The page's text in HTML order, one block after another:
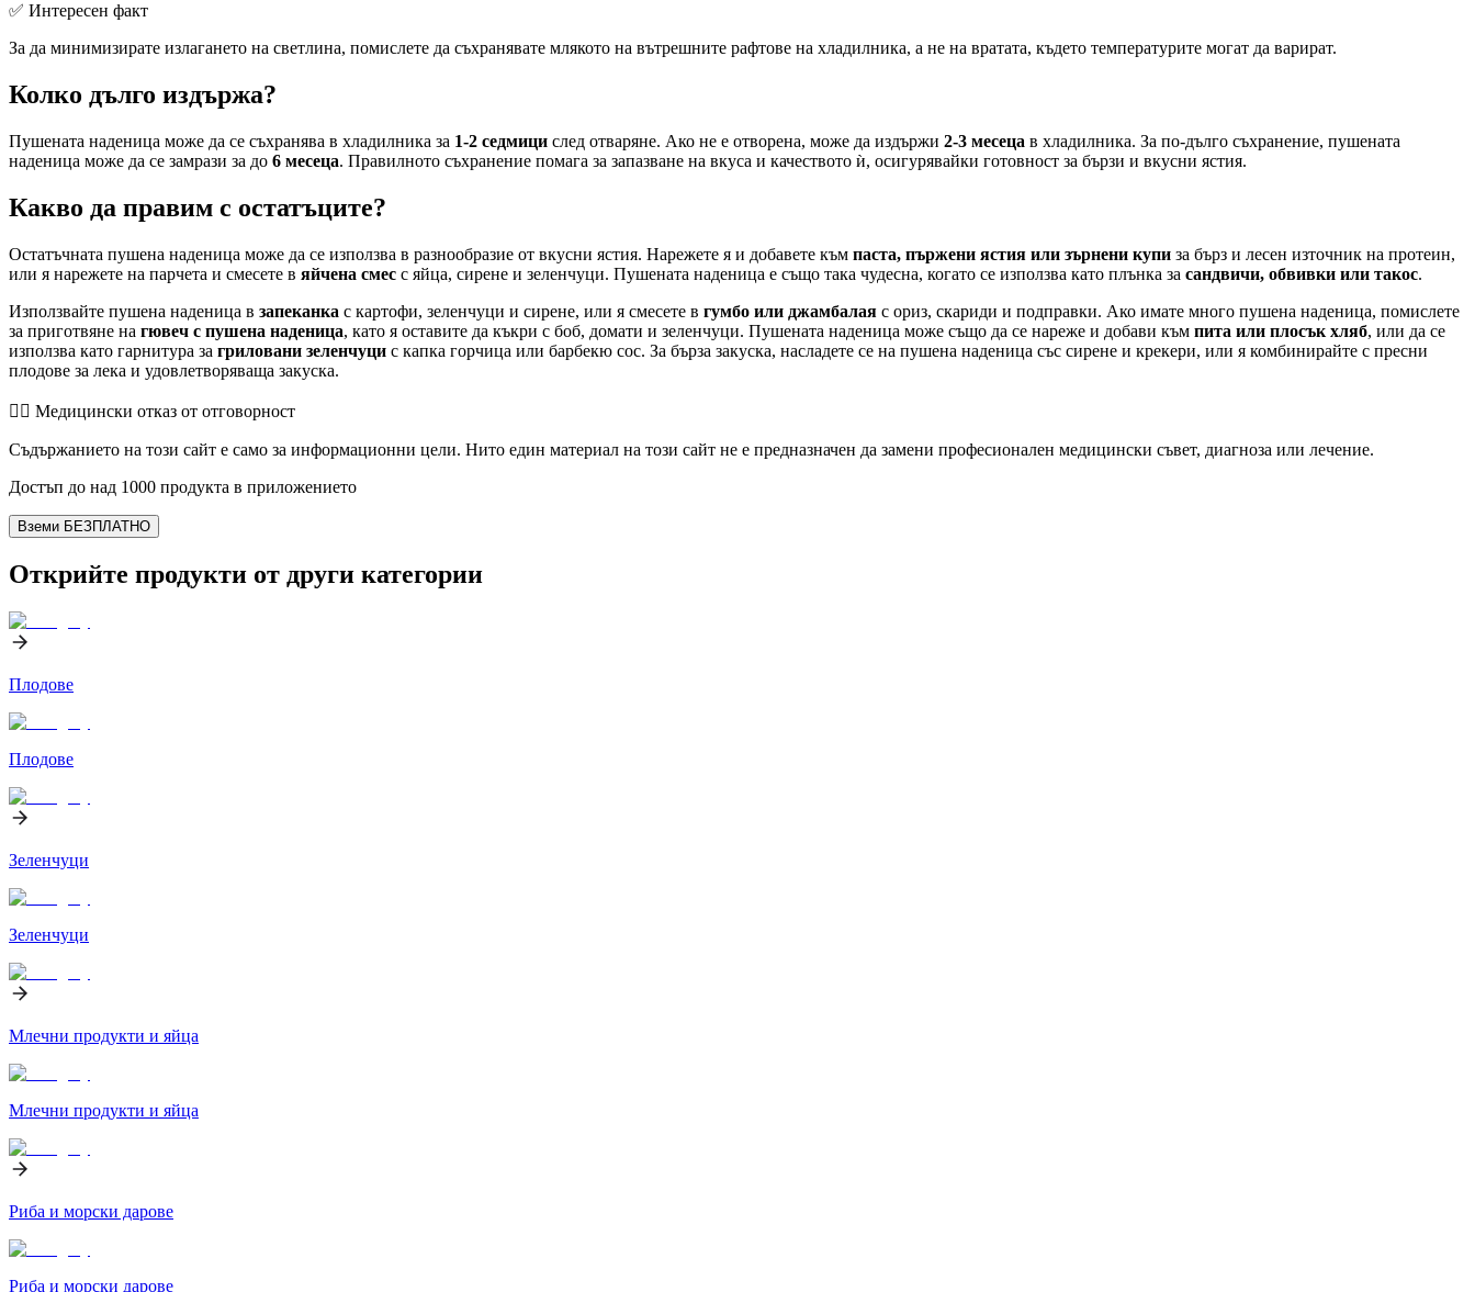
✅ Интересен факт
За да минимизирате излагането на светлина, помислете да съхранявате млякото на вътрешните рафтове на хладилника, а не на вратата, където температурите могат да варират.
Колко дълго издържа?
Пушената наденица може да се съхранява в хладилника за 1-2 седмици след отваряне. Ако не е отворена, може да издържи 2-3 месеца в хладилника. За по-дълго съхранение, пушената
наденица може да се замрази за до 6 месеца. Правилното съхранение помага за запазване на вкуса и качеството ѝ, осигурявайки готовност за бързи и вкусни ястия.
Какво да правим с остатъците?
Остатъчната пушена наденица може да се използва в разнообразие от вкусни ястия. Нарежете я и добавете към паста, пържени ястия или зърнени купи за бърз и лесен източник на протеин,
или я нарежете на парчета и смесете в яйчена смес с яйца, сирене и зеленчуци. Пушената наденица е също така чудесна, когато се използва като плънка за сандвичи, обвивки или такос.
Използвайте пушена наденица в запеканка с картофи, зеленчуци и сирене, или я смесете в гумбо или джамбалая с ориз, скариди и подправки. Ако имате много пушена наденица, помислете
за приготвяне на гювеч с пушена наденица, като я оставите да къкри с боб, домати и зеленчуци. Пушената наденица може също да се нареже и добави към пита или плосък хляб, или да се
използва като гарнитура за гриловани зеленчуци с капка горчица или барбекю сос. За бърза закуска, насладете се на пушена наденица със сирене и крекери, или я комбинирайте с пресни
плодове за лека и удовлетворяваща закуска.
👨‍⚕️️ Медицински отказ от отговорност
Съдържанието на този сайт е само за информационни цели. Нито един материал на този сайт не е предназначен да замени професионален медицински съвет, диагноза или лечение.
Достъп до над 1000 продукта в приложението
Вземи БЕЗПЛАТНО
Открийте продукти от други категории
Плодове
Плодове
Зеленчуци
Зеленчуци
Млечни продукти и яйца
Млечни продукти и яйца
Риба и морски дарове
Риба и морски дарове